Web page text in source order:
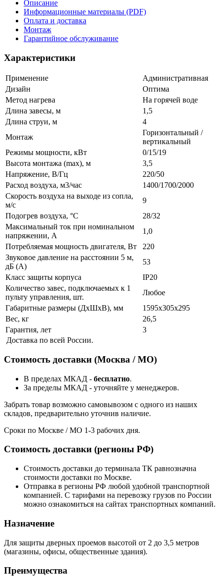
Описание
Информационные материалы (PDF)
Оплата и доставка
Монтаж
Гарантийное обслуживание
Характеристики
Применение
Административная
Дизайн
Оптима
Метод нагрева
На горячей воде
Длина завесы, м
1,5
Длина струи, м
4
Монтаж
Горизонтальный /
вертикальный
Режимы мощности, кВт
0/15/19
Высота монтажа (max), м
3,5
Напряжение, В/Гц
220/50
Расход воздуха, м3/час
1400/1700/2000
Скорость воздуха на выходе из сопла,
м/с
9
Подогрев воздуха, °С
28/32
Максимальный ток при номинальном
напряжении, А
1,0
Потребляемая мощность двигателя, Вт
220
Звуковое давление на расстоянии 5 м,
дБ (А)
53
Класс защиты корпуса
IP20
Количество завес, подключаемых к 1
пульту управления, шт.
Любое
Габаритные размеры (ДхШхВ), мм
1595х305х295
Вес, кг
26,5
Гарантия, лет
3
Доставка по всей России.
Стоимость доставки (Москва / МО)
В пределах МКАД - бесплатно.
За пределы МКАД - уточняйте у менеджеров.
Забрать товар возможно самовывозом с одного из наших
складов, предварительно уточнив наличие.
Сроки по Москве / МО 1-3 рабочих дня.
Стоимость доставки (регионы РФ)
Стоимость доставки до терминала ТК равнозначна
стоимости доставки по Москве.
Отправка в регионы РФ любой удобной транспортной
компанией. С тарифами на перевозку грузов по России
можно ознакомиться на сайтах транспортных компаний.
Назначение
Для защиты дверных проемов высотой от 2 до 3,5 метров
(магазины, офисы, общественные здания).
Преимущества